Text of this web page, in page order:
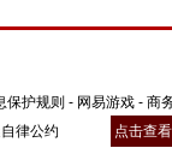
保护规则 - 网易游戏 - 商
点击查
律公约